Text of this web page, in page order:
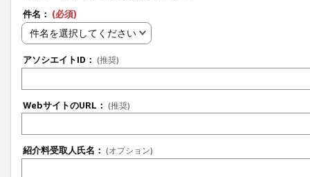
件名： (必須)
件名を選択してください
アソシエイトID： (推奨)
WebサイトのURL： (推奨)
紹介料受取人氏名： (オプション)